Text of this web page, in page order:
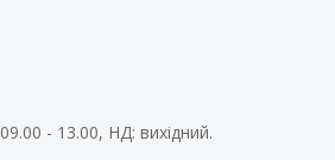
- 13.00, НД: вихідний.